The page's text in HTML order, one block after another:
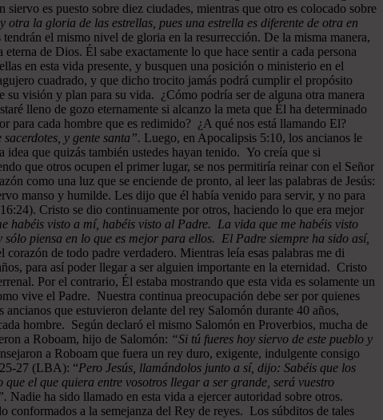
es puesto sobre diez ciudades, mientras que otro es colocado sobre
la gloria de las estrellas, pues una estrella es diferente de otra en
el mismo nivel de gloria en la resurrección. De la misma manera,
de Dios. Él sabe exactamente lo que hace sentir a cada persona
en esta vida presente, y busquen una posición o ministerio en el
cuadrado, y que dicho trocito jamás podrá cumplir el propósito
visión y plan para su vida. ¿Cómo podría ser de alguna otra manera
lleno de gozo eternamente si alcanzo la meta que Él ha determinado
para cada hombre que es redimido? ¿A qué nos está llamando El?
y gente santa”. Luego, en Apocalipsis 5:10, los ancianos le
idea que quizás también ustedes hayan tenido. Yo creía que si
que otros ocupen el primer lugar, se nos permitiría reinar con el Señor
como una luz que se enciende de pronto, al leer las palabras de Jesús:
manso y humilde. Les dijo que él había venido para servir, y no para
Cristo se dio continuamente por otros, haciendo lo que era mejor
habéis visto a mí, habéis visto al Padre. La vida que me habéis visto
piensa en lo que es mejor para ellos. El Padre siempre ha sido así,
de todo padre verdadero. Mientras leía esas palabras me di
para así poder llegar a ser alguien importante en la eternidad. Cristo
Por el contrario, Él estaba mostrando que esta vida es solamente un
vive el Padre. Nuestra continua preocupación debe ser por quienes
que estuvieron delante del rey Salomón durante 40 años,
hombre. Según declaró el mismo Salomón en Proverbios, mucha de
a Roboam, hijo de Salomón: “Si tú fueres hoy siervo de este pueblo y
a Roboam que fuera un rey duro, exigente, indulgente consigo
27 (LBA): “Pero Jesús, llamándolos junto a sí, dijo: Sabéis que los
el que quiera entre vosotros llegar a ser grande, será vuestro
Nadie ha sido llamado en esta vida a ejercer autoridad sobre otros.
conformados a la semejanza del Rey de reyes. Los súbditos de tales